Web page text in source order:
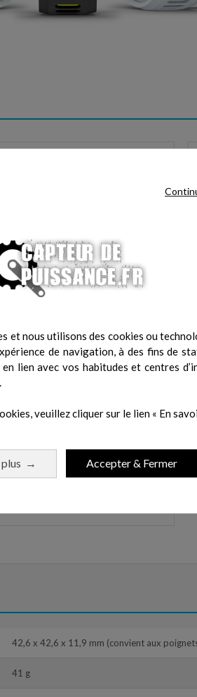
et nous utilisons des cookies ou
de navigation, à des fins de
lien avec vos habitudes et centres
veuillez cliquer sur le lien « En
→ Accepter & Fermer
optimale pour améliorer votre forme
DE COURSE
42,6 x 42,6 x 11,9 mm (convient aux
41 g